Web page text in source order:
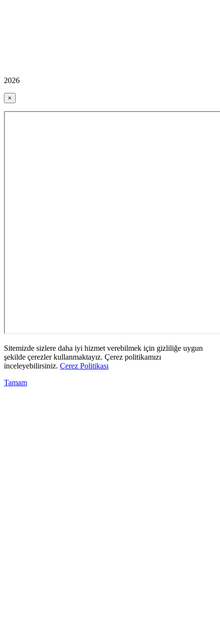
2026
×
Sitemizde sizlere daha iyi hizmet verebilmek için gizliliğe uygun
şekilde çerezler kullanmaktayız. Çerez politikamızı
inceleyebilirsiniz. Çerez Politikası
Tamam